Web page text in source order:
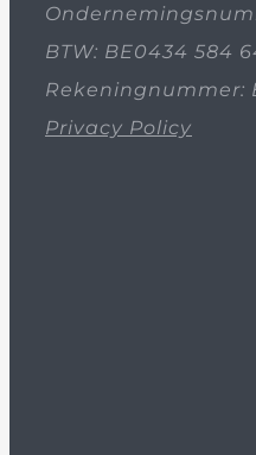
BTW: BE0434 584
Rekeningnummer:
Privacy Policy